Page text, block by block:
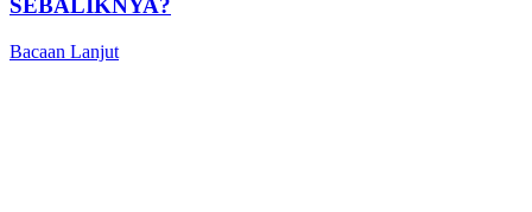
SEBALIKNYA?
Bacaan Lanjut